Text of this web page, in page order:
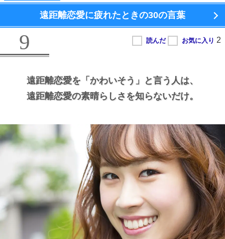
遠距離恋愛に疲れたときの30の言葉
9
遠距離恋愛を 「かわいそう」と言う人は、
遠距離恋愛の素晴らしさを知らないだけ。